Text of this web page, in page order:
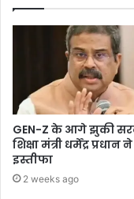
GEN-Z के आगे झुकी
शिक्षा मंत्री धर्मेंद्र प्रधान
इस्तीफा
2 weeks ago